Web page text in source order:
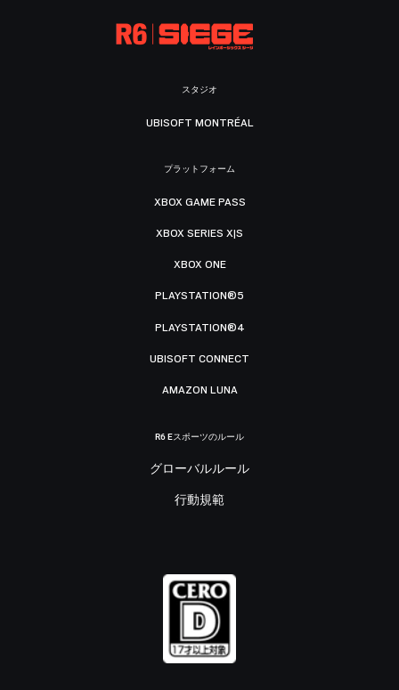
スタジオ
UBISOFT MONTRÉAL
プラットフォーム
XBOX GAME PASS
XBOX SERIES X|S
XBOX ONE
PLAYSTATION®5
PLAYSTATION®4
UBISOFT CONNECT
AMAZON LUNA
R6 Eスポーツのルール
グローバルルール
行動規範